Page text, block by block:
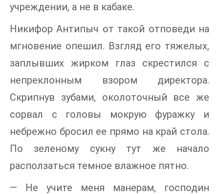
учреждении, а не в кабаке.
Никифор Антипыч от такой отповеди на
мгновение опешил. Взгляд его тяжелых,
заплывших жирком глаз скрестился с
непреклонным взором директора.
Скрипнув зубами, околоточный все же
сорвал с головы мокрую фуражку и
небрежно бросил ее прямо на край стола.
По зеленому сукну тут же начало
расползаться темное влажное пятно.
— Не учите меня манерам, господин